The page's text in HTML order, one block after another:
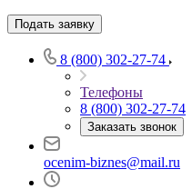
Подать заявку
8 (800) 302-27-74
Телефоны
8 (800) 302-27-74
Заказать звонок
ocenim-biznes@mail.ru
Выберите ваш город
Например:Фрязино